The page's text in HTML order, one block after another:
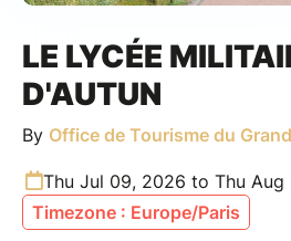
LE LYCÉE
D'AUTUN
By Office de Tourisme du
Thu Jul 09, 2026 to Thu Aug
Timezone : Europe/Paris